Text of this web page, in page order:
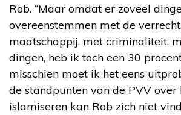
Rob. “Maar omdat er zoveel
overeenstemmen met de
maatschappij, met criminaliteit,
dingen, heb ik toch een 30
misschien moet ik het eens
de standpunten van de PVV over
islamiseren kan Rob zich niet